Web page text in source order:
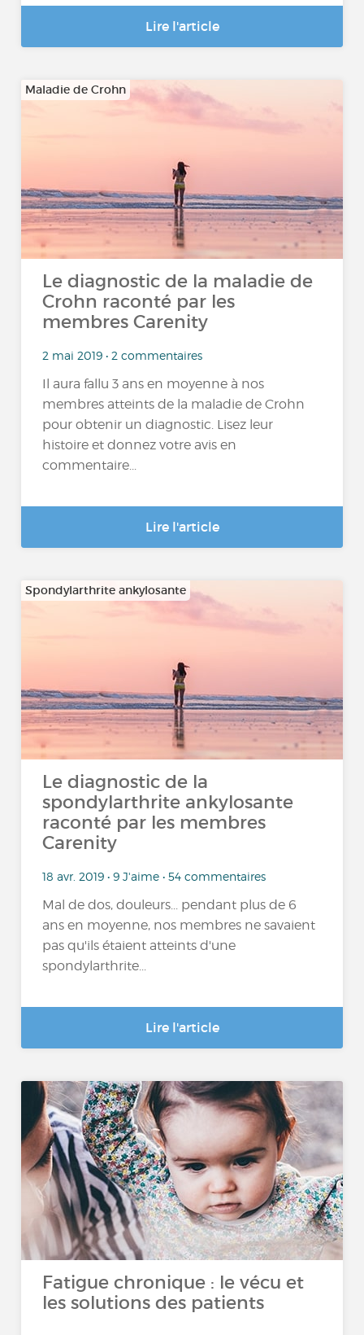
Lire l'article
Maladie de Crohn
Le diagnostic de la maladie de
Crohn raconté par les
membres Carenity
2 mai 2019 • 2 commentaires
Il aura fallu 3 ans en moyenne à nos
membres atteints de la maladie de Crohn
pour obtenir un diagnostic. Lisez leur
histoire et donnez votre avis en
commentaire...
Lire l'article
Spondylarthrite ankylosante
Le diagnostic de la
spondylarthrite ankylosante
raconté par les membres
Carenity
18 avr. 2019 • 9 J'aime • 54 commentaires
Mal de dos, douleurs... pendant plus de 6
ans en moyenne, nos membres ne savaient
pas qu'ils étaient atteints d'une
spondylarthrite...
Lire l'article
Fatigue chronique : le vécu et
les solutions des patients